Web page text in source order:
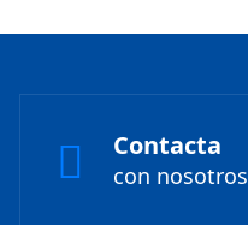
Contacta
con nosotros